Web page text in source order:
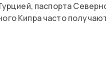
паспорта
Кипра часто